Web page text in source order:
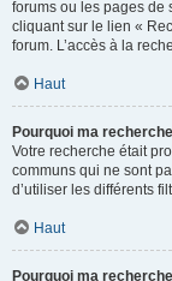
forums ou les pages de
cliquant sur le lien «
forum. L’accès à la
Haut
Pourquoi ma
Votre recherche était
communs qui ne sont
d’utiliser les différents
Haut
Pourquoi ma